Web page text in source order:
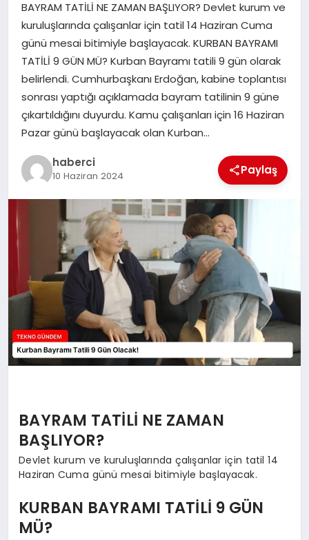
EKONOMI
MAGAZIN
SAĞLIK
SIYASET
SPOR
BAYRAM TATİLİ NE ZAMAN BAŞLIYOR? Devlet kurum ve
kuruluşlarında çalışanlar için tatil 14 Haziran Cuma
günü mesai bitimiyle başlayacak. KURBAN BAYRAMI
TATİLİ 9 GÜN MÜ? Kurban Bayramı tatili 9 gün olarak
belirlendi. Cumhurbaşkanı Erdoğan, kabine toplantısı
sonrası yaptığı açıklamada bayram tatilinin 9 güne
çıkartıldığını duyurdu. Kamu çalışanları için 16 Haziran
Pazar günü başlayacak olan Kurban…
haberci
10 Haziran 2024 Paylaş
BAYRAM TATİLİ NE ZAMAN
BAŞLIYOR?
Devlet kurum ve kuruluşlarında çalışanlar için tatil 14
Haziran Cuma günü mesai bitimiyle başlayacak.
KURBAN BAYRAMI TATİLİ 9 GÜN
MÜ?